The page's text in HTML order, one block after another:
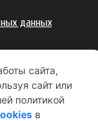
сайта,
сайт или
политикой
в
данных
платежей